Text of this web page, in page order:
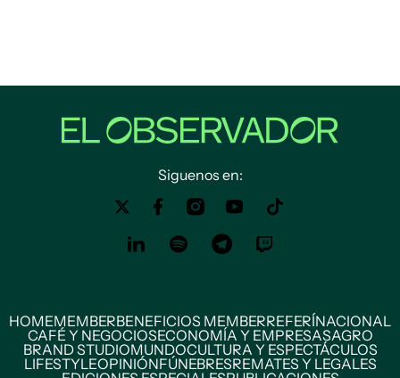
Siguenos en:
HOMEMEMBERBENEFICIOS MEMBERREFERÍNACIONAL
CAFÉ Y NEGOCIOSECONOMÍA Y EMPRESASAGRO
BRAND STUDIOMUNDOCULTURA Y ESPECTÁCULOS
LIFESTYLEOPINIÓNFÚNEBRESREMATES Y LEGALES